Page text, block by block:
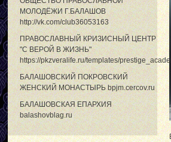
МОЛОДЁЖИ Г.БАЛАШОВ
http://vk.com/club36053163
ПРАВОСЛАВНЫЙ КРИЗИСНЫЙ ЦЕНТР
"С ВЕРОЙ В ЖИЗНЬ"
https://pkzveralife.ru/templates/
БАЛАШОВСКИЙ ПОКРОВСКИЙ
ЖЕНСКИЙ МОНАСТЫРЬ bpjm.cercov.ru
БАЛАШОВСКАЯ ЕПАРХИЯ
balashovblag.ru